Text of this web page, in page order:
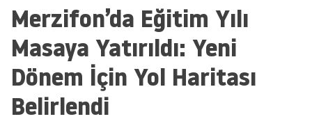
Merzifon’da Eğitim Yılı
Masaya Yatırıldı: Yeni
Dönem İçin Yol Haritası
Belirlendi